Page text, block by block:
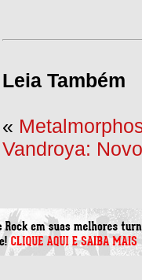
Leia Também
«
Vandroya: